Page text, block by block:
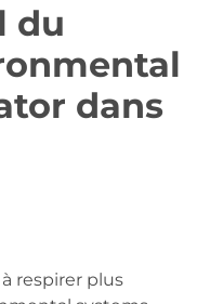
du
dans
respirer plus